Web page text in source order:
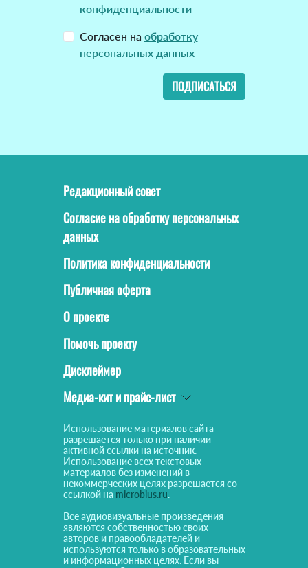
конфиденциальности
Согласен на обработку
персональных данных
ПОДПИСАТЬСЯ
Редакционный совет
Согласие на обработку персональных
данных
Политика конфиденциальности
Публичная оферта
О проекте
Помочь проекту
Дисклеймер
Медиа-кит и прайс-лист
Использование материалов сайта
разрешается только при наличии
активной ссылки на источник.
Использование всех текстовых
материалов без изменений в
некоммерческих целях разрешается со
ссылкой на microbius.ru.
Все аудиовизуальные произведения
являются собственностью своих
авторов и правообладателей и
используются только в образовательных
и информационных целях. Если вы